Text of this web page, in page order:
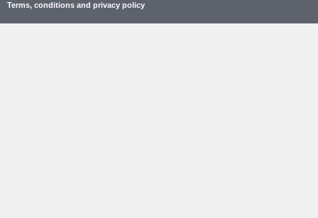
Terms, conditions and privacy policy